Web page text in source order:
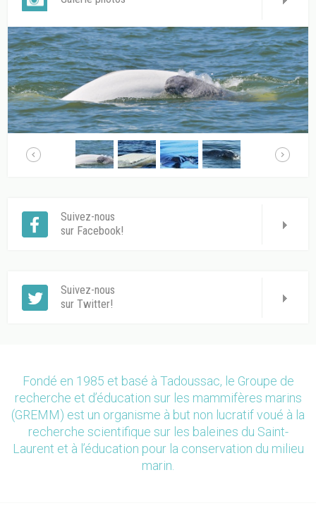
Suivez-nous
sur Facebook!
Suivez-nous
sur Twitter!
Fondé en 1985 et basé à Tadoussac, le Groupe de
recherche et d’éducation sur les mammifères marins
(GREMM) est un organisme à but non lucratif voué à la
recherche scientifique sur les baleines du Saint-
Laurent et à l’éducation pour la conservation du milieu
marin.